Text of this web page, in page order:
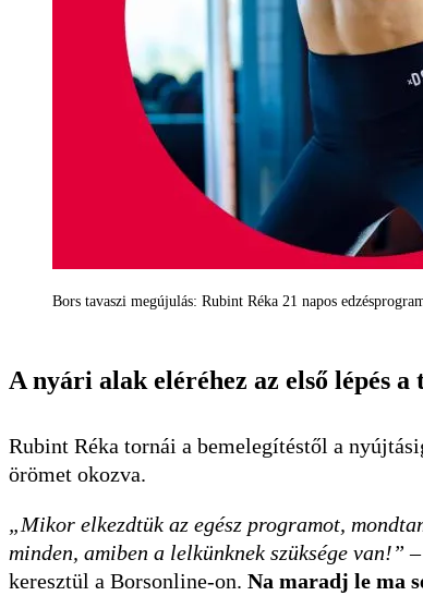
Bors tavaszi megújulás: Rubint Réka 21 napos
A nyári alak eléréhez az első lépés a
Rubint Réka tornái a bemelegítéstől a
örömet okozva.
„Mikor elkezdtük az egész programot,
minden, amiben a lelkünknek szüksége van!”
keresztül a Borsonline-on. Na maradj le ma